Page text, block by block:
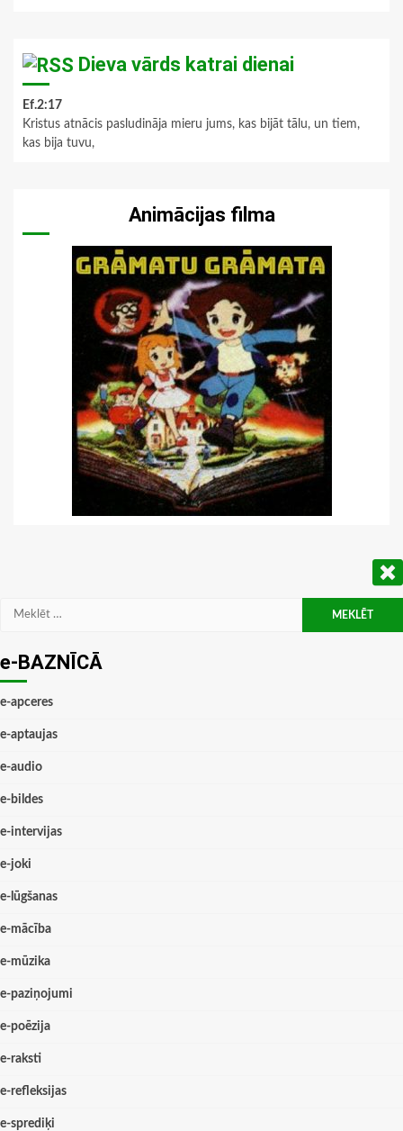
Dieva vārds katrai dienai
Ef.2:17
Kristus atnācis pasludināja mieru jums, kas bijāt tālu, un tiem,
kas bija tuvu,
Animācijas filma
Meklēt:
e-BAZNĪCĀ
e-apceres
e-aptaujas
e-audio
e-bildes
e-intervijas
e-joki
e-lūgšanas
e-mācība
e-mūzika
e-paziņojumi
e-poēzija
e-raksti
e-refleksijas
e-sprediķi